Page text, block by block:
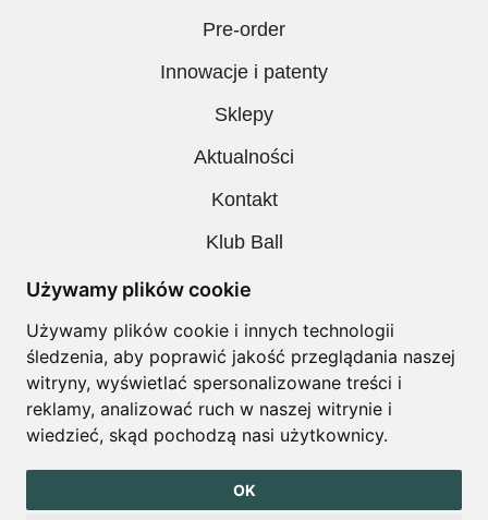
Używamy plików cookie
Używamy plików cookie i innych technologii
śledzenia, aby poprawić jakość przeglądania naszej
witryny, wyświetlać spersonalizowane treści i
reklamy, analizować ruch w naszej witrynie i
wiedzieć, skąd pochodzą nasi użytkownicy.
OK
Pre-order
Innowacje i patenty
Sklepy
Aktualności
Kontakt
Klub Ball
Pobieranie
Polityka prywatności
Regulamin